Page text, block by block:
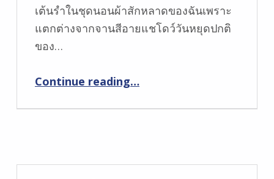
เต้นรำในชุดนอนผ้าสักหลาดของฉันเพราะ
แตกต่างจากจานสีอายแชโดว์วันหยุดปกติ
ของ…
Continue reading“วัตถุ Mac ใหม่ของความรักที่มีความรักลิปกลอสชุดในเปลือยและสีแดงสีชมพูและพลัมและภาพเปลือยและปะการัง”
…